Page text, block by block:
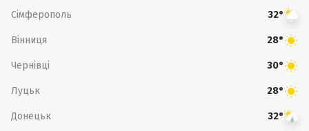
Сімферополь 32°
Вінниця 28°
Чернівці 30°
Луцьк 28°
Донецьк 32°